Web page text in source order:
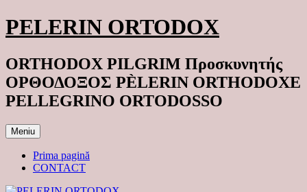
Sari
la
PELERIN ORTODOX
ORTHODOX PILGRIM Προσκυνητής
ΟΡΘΟΔΟΞΟΣ PÈLERIN ORTHODOXE
PELLEGRINO ORTODOSSO
Meniu
Prima pagină
CONTACT